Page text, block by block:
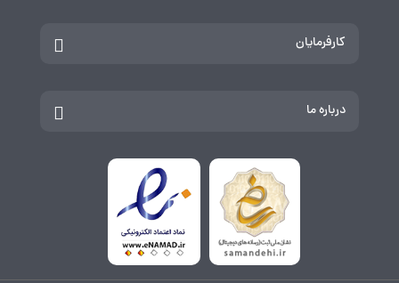
کارفرمایان
درباره ما